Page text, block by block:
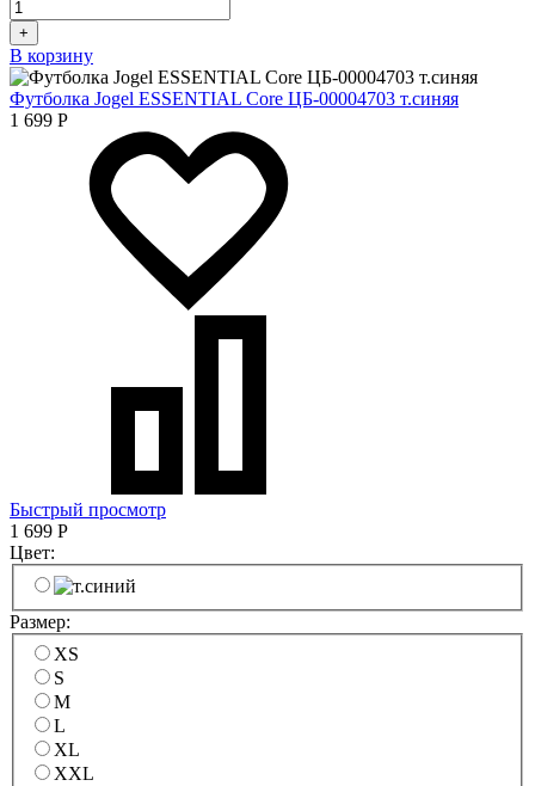
+
В корзину
Футболка Jogel ESSENTIAL Core ЦБ-00004703 т.синяя
1 699 Р
Быстрый просмотр
1 699 Р
Цвет:
Размер:
XS
S
M
L
XL
XXL